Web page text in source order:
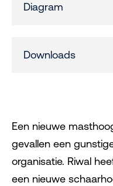
Diagram
Downloads
Een nieuwe
gevallen een
organisatie. Riwal
een nieuwe